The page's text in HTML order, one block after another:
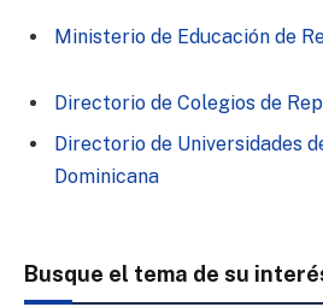
Ministerio de Educación de
Directorio de Colegios de
Directorio de Universidades
Dominicana
Busque el tema de su